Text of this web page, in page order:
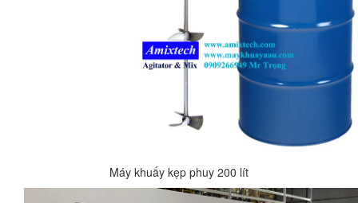
Máy khuấy kẹp phuy 200 lít